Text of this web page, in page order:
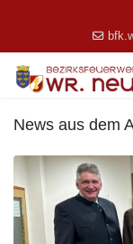
News aus dem